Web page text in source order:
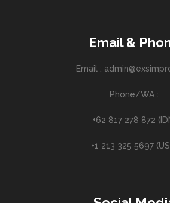
Email &
Email :
Phone/WA :
+62 817 278 872
+1 213 325 5697